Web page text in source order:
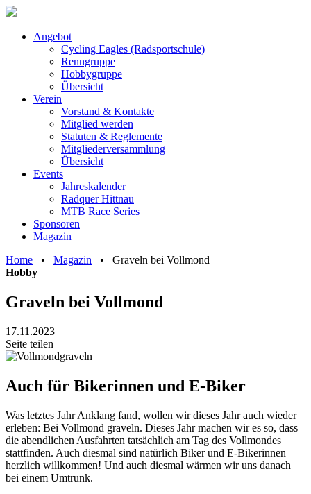
Angebot
Cycling Eagles (Radsportschule)
Renngruppe
Hobbygruppe
Übersicht
Verein
Vorstand & Kontakte
Mitglied werden
Statuten & Reglemente
Mitgliederversammlung
Übersicht
Events
Jahreskalender
Radquer Hittnau
MTB Race Series
Sponsoren
Magazin
Home • Magazin • Graveln bei Vollmond
Hobby
Graveln bei Vollmond
17.11.2023
Seite teilen
Auch für Bikerinnen und E-Biker
Was letztes Jahr Anklang fand, wollen wir dieses Jahr auch wieder
erleben: Bei Vollmond graveln. Dieses Jahr machen wir es so, dass
die abendlichen Ausfahrten tatsächlich am Tag des Vollmondes
stattfinden. Auch diesmal sind natürlich Biker und E-Bikerinnen
herzlich willkommen! Und auch diesmal wärmen wir uns danach
bei einem Umtrunk.